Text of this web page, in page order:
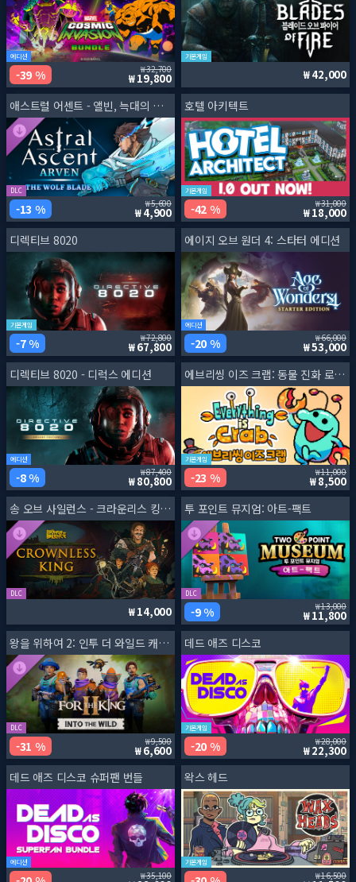
에디션
39 % 32,700
19,800
기본게임
42,000
애스트럴 어센트 - 앨빈, 늑대의 날카로운 칼
DLC
13 % 5,600
4,900
호텔 아키텍트
기본게임
42 % 31,000
18,000
디렉티브 8020
기본게임
7 % 72,800
67,800
에이지 오브 원더 4: 스타터 에디션
에디션
20 % 66,000
53,000
디렉티브 8020 - 디럭스 에디션
에디션
8 % 87,400
80,800
에브리씽 이즈 크랩: 동물 진화 로그라이트
기본게임
23 % 11,000
8,500
송 오브 사일런스 - 크라운리스 킹 익스팬션
DLC
14,000
투 포인트 뮤지엄: 아트-팩트
DLC
9 % 13,000
11,800
왕을 위하여 2: 인투 더 와일드 캐릭터 팩
DLC
31 % 9,500
6,600
데드 애즈 디스코
기본게임
20 % 28,000
22,300
데드 애즈 디스코 슈퍼팬 번들
에디션
35,100
왁스 헤드
기본게임
16,500